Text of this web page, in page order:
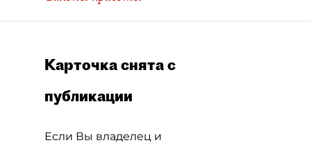
Карточка снята с
публикации
Если Вы владелец и